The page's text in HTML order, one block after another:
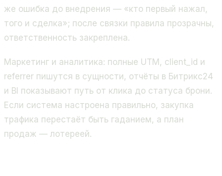
же ошибка до внедрения — «кто первый нажал,
того и сделка»; после связки правила прозрачны,
ответственность закреплена.
Маркетинг и аналитика: полные UTM, client_id и
referrer пишутся в сущности, отчёты в Битрикс24
и BI показывают путь от клика до статуса брони.
Если система настроена правильно, закупка
трафика перестаёт быть гаданием, а план
продаж — лотереей.